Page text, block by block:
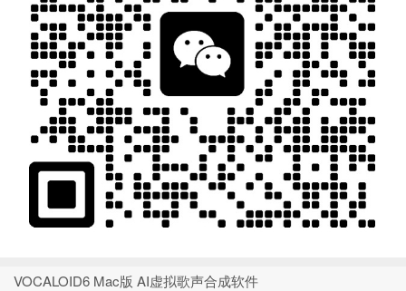
VOCALOID6 Mac版 AI虚拟歌声合成软件